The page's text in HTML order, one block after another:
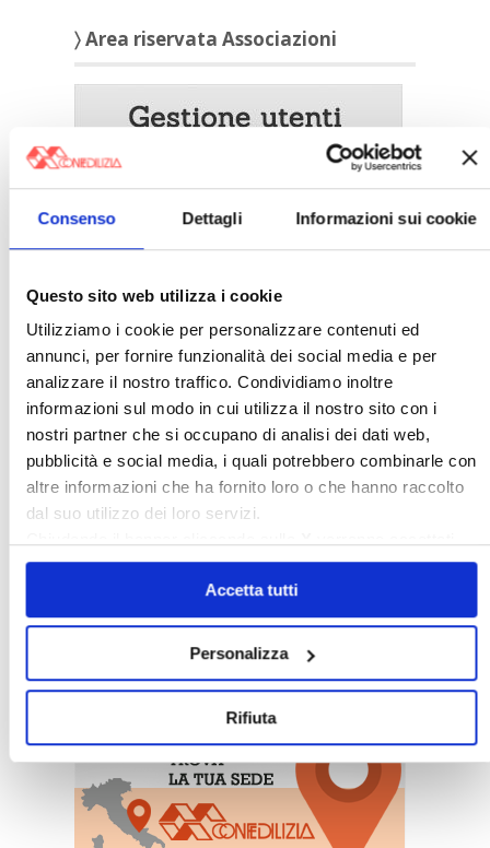
Consenso Dettagli Informazioni sui cookie
Questo sito web utilizza i cookie
Utilizziamo i cookie per personalizzare contenuti ed
annunci, per fornire funzionalità dei social media e per
analizzare il nostro traffico. Condividiamo inoltre
informazioni sul modo in cui utilizza il nostro sito con i
nostri partner che si occupano di analisi dei dati web,
pubblicità e social media, i quali potrebbero combinarle con
altre informazioni che ha fornito loro o che hanno raccolto
dal suo utilizzo dei loro servizi.
solo i cookie necessari.
Accetta tutti
Personalizza
Rifiuta
〉 Area riservata Associazioni
〉 5 ragioni per aderire a Confedilizia
〉 Sedi Territoriali